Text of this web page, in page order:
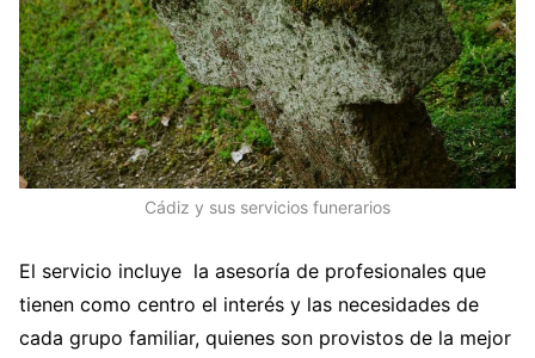
Cádiz y sus servicios funerarios
El servicio incluye la asesoría de profesionales que
tienen como centro el interés y las necesidades de
cada grupo familiar, quienes son provistos de la mejor